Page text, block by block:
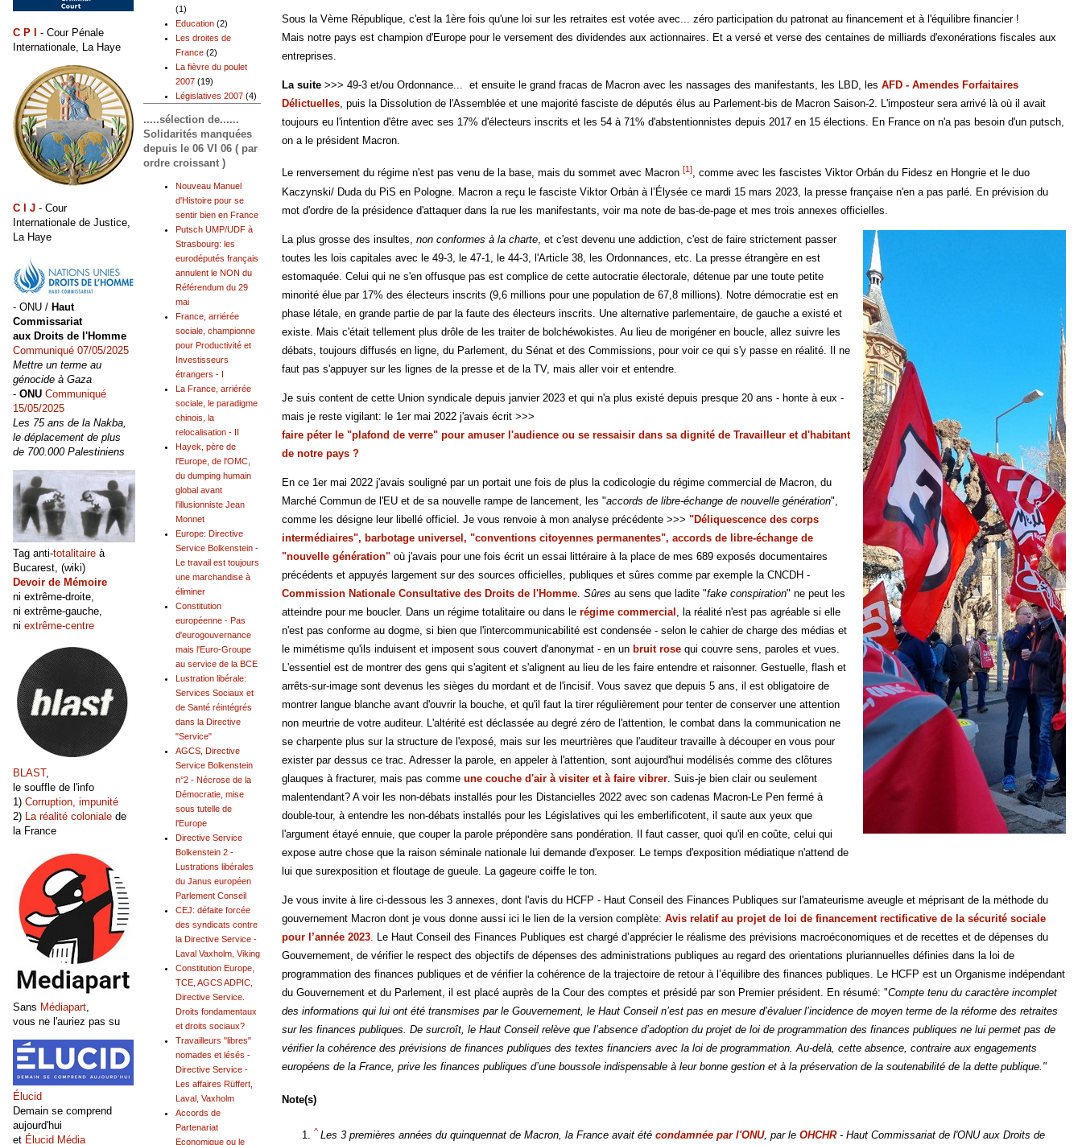
Sous la Vème République, c'est la 1ère fois qu'une loi sur les retraites est votée avec... zéro participation du patronat au financement et à l'équilibre financier !
Mais notre pays est champion d'Europe pour le versement des dividendes aux actionnaires. Et a versé et verse des centaines de milliards d'exonérations fiscales aux
entreprises.
La suite >>> 49-3 et/ou Ordonnance... et ensuite le grand fracas de Macron avec les nassages des manifestants, les LBD, les AFD - Amendes Forfaitaires
Délictuelles, puis la Dissolution de l'Assemblée et une majorité fasciste de députés élus au Parlement-bis de Macron Saison-2. L'imposteur sera arrivé là où il avait
toujours eu l'intention d'être avec ses 17% d'électeurs inscrits et les 54 à 71% d'abstentionnistes depuis 2017 en 15 élections. En France on n'a pas besoin d'un putsch,
on a le président Macron.
Le renversement du régime n'est pas venu de la base, mais du sommet avec Macron [1], comme avec les fascistes Viktor Orbán du Fidesz en Hongrie et le duo
Kaczynski/ Duda du PiS en Pologne. Macron a reçu le fasciste Viktor Orbán à l’Élysée ce mardi 15 mars 2023, la presse française n'en a pas parlé. En prévision du
mot d'ordre de la présidence d'attaquer dans la rue les manifestants, voir ma note de bas-de-page et mes trois annexes officielles.
La plus grosse des insultes, non conformes à la charte , et c'est devenu une addiction, c'est de faire strictement passer
toutes les lois capitales avec le 49-3, le 47-1, le 44-3, l'Article 38, les Ordonnances, etc. La presse étrangère en est
estomaquée. Celui qui ne s'en offusque pas est complice de cette autocratie électorale, détenue par une toute petite
minorité élue par 17% des électeurs inscrits (9,6 millions pour une population de 67,8 millions). Notre démocratie est en
phase létale, en grande partie de par la faute des électeurs inscrits. Une alternative parlementaire, de gauche a existé et
existe. Mais c'était tellement plus drôle de les traiter de bolchéwokistes. Au lieu de morigéner en boucle, allez suivre les
débats, toujours diffusés en ligne, du Parlement, du Sénat et des Commissions, pour voir ce qui s'y passe en réalité. Il ne
faut pas s'appuyer sur les lignes de la presse et de la TV, mais aller voir et entendre.
Je suis content de cette Union syndicale depuis janvier 2023 et qui n'a plus existé depuis presque 20 ans - honte à eux -
mais je reste vigilant: le 1er mai 2022 j'avais écrit >>>
faire péter le "plafond de verre" pour amuser l'audience ou se ressaisir dans sa dignité de Travailleur et d'habitant
de notre pays ?
En ce 1er mai 2022 j'avais souligné par un portait une fois de plus la codicologie du régime commercial de Macron, du
Marché Commun de l'EU et de sa nouvelle rampe de lancement, les "accords de libre-échange de nouvelle génération",
comme les désigne leur libellé officiel. Je vous renvoie à mon analyse précédente >>> "Déliquescence des corps
intermédiaires", barbotage universel, "conventions citoyennes permanentes", accords de libre-échange de
"nouvelle génération" où j'avais pour une fois écrit un essai littéraire à la place de mes 689 exposés documentaires
précédents et appuyés largement sur des sources officielles, publiques et sûres comme par exemple la CNCDH -
Commission Nationale Consultative des Droits de l'Homme. Sûres au sens que ladite "fake conspiration" ne peut les
atteindre pour me boucler. Dans un régime totalitaire ou dans le régime commercial , la réalité n'est pas agréable si elle
n'est pas conforme au dogme, si bien que l'intercommunicabilité est condensée - selon le cahier de charge des médias et
le mimétisme qu'ils induisent et imposent sous couvert d'anonymat - en un bruit rose qui couvre sens, paroles et vues.
L'essentiel est de montrer des gens qui s'agitent et s'alignent au lieu de les faire entendre et raisonner. Gestuelle, flash et
arrêts-sur-image sont devenus les sièges du mordant et de l'incisif. Vous savez que depuis 5 ans, il est obligatoire de
montrer langue blanche avant d'ouvrir la bouche, et qu'il faut la tirer régulièrement pour tenter de conserver une attention
non meurtrie de votre auditeur. L'altérité est déclassée au degré zéro de l'attention, le combat dans la communication ne
se charpente plus sur la structure de l'exposé, mais sur les meurtrières que l'auditeur travaille à découper en vous pour
exister par dessus ce trac. Adresser la parole, en appeler à l'attention, sont aujourd'hui modélisés comme des clôtures
glauques à fracturer, mais pas comme une couche d'air à visiter et à faire vibrer. Suis-je bien clair ou seulement
malentendant? A voir les non-débats installés pour les Distancielles 2022 avec son cadenas Macron-Le Pen fermé à
double-tour, à entendre les non-débats installés pour les Législatives qui les emberlificotent, il saute aux yeux que
l'argument étayé ennuie, que couper la parole prépondère sans pondération. Il faut casser, quoi qu'il en coûte, celui qui
expose autre chose que la raison séminale nationale lui demande d'exposer. Le temps d'exposition médiatique n'attend de
lui que surexposition et floutage de gueule. La gageure coiffe le ton.
Je vous invite à lire ci-dessous les 3 annexes, dont l'avis du HCFP - Haut Conseil des Finances Publiques sur l'amateurisme aveugle et méprisant de la méthode du
gouvernement Macron dont je vous donne aussi ici le lien de la version complète: Avis relatif au projet de loi de financement rectificative de la sécurité sociale
pour l’année 2023. Le Haut Conseil des Finances Publiques est chargé d’apprécier le réalisme des prévisions macroéconomiques et de recettes et de dépenses du
Gouvernement, de vérifier le respect des objectifs de dépenses des administrations publiques au regard des orientations pluriannuelles définies dans la loi de
programmation des finances publiques et de vérifier la cohérence de la trajectoire de retour à l’équilibre des finances publiques. Le HCFP est un Organisme indépendant
du Gouvernement et du Parlement, il est placé auprès de la Cour des comptes et présidé par son Premier président. En résumé: "Compte tenu du caractère incomplet
des informations qui lui ont été transmises par le Gouvernement, le Haut Conseil n’est pas en mesure d’évaluer l’incidence de moyen terme de la réforme des retraites
sur les finances publiques. De surcroît, le Haut Conseil relève que l’absence d’adoption du projet de loi de programmation des finances publiques ne lui permet pas de
vérifier la cohérence des prévisions de finances publiques des textes financiers avec la loi de programmation. Au-delà, cette absence, contraire aux engagements
européens de la France, prive les finances publiques d’une boussole indispensable à leur bonne gestion et à la préservation de la soutenabilité de la dette publique."
Note(s)
^ Les 3 premières années du quinquennat de Macron, la France avait été condamnée par l'ONU, par le OHCHR- Haut Commissariat de l'ONU aux Droits de
(1)
Education (2)
Les droites de
France (2)
La fièvre du poulet
2007 (19)
Législatives 2007 (4)
.....sélection de......
Solidarités manquées
depuis le 06 VI 06 ( par
ordre croissant )
Nouveau Manuel
d'Histoire pour se
sentir bien en France
Putsch UMP/UDF à
Strasbourg: les
eurodéputés français
annulent le NON du
Référendum du 29
mai
France, arriérée
sociale, championne
pour Productivité et
Investisseurs
étrangers - I
La France, arriérée
sociale, le paradigme
chinois, la
relocalisation - II
Hayek, père de
l'Europe, de l'OMC,
du dumping humain
global avant
l'illusionniste Jean
Monnet
Europe: Directive
Service Bolkenstein -
Le travail est toujours
une marchandise à
éliminer
Constitution
européenne - Pas
d'eurogouvernance
mais l'Euro-Groupe
au service de la BCE
Lustration libérale:
Services Sociaux et
de Santé réintégrés
dans la Directive
"Service"
AGCS, Directive
Service Bolkenstein
n°2 - Nécrose de la
Démocratie, mise
sous tutelle de
l'Europe
Directive Service
Bolkenstein 2 -
Lustrations libérales
du Janus européen
Parlement Conseil
CEJ: défaite forcée
des syndicats contre
la Directive Service -
Laval Vaxholm, Viking
Constitution Europe,
TCE, AGCS ADPIC,
Directive Service.
Droits fondamentaux
et droits sociaux?
Travailleurs "libres"
nomades et lésés -
Directive Service -
Les affaires Rüffert,
Laval, Vaxholm
Accords de
Partenariat
Economique ou le
C P I
- Cour Pénale
Internationale, La Haye
C I J - Cour
Internationale de Justice,
La Haye
- ONU / Haut
Commissariat
aux Droits de l'Homme
Communiqué 07/05/2025
Mettre un terme au
génocide à Gaza
- ONU Communiqué
15/05/2025
Les 75 ans de la Nakba,
le déplacement de plus
de 700.000 Palestiniens
Tag anti-totalitaire à
Bucarest, (wiki)
Devoir de Mémoire
ni extrême-droite,
ni extrême-gauche,
ni extrême-centre
BLAST,
le souffle de l'info
1) Corruption, impunité
2)
La réalité coloniale de
la France
Sans Médiapart
vous ne l'auriez pas su
Élucid
Demain se comprend
aujourd'hui
et Élucid Média